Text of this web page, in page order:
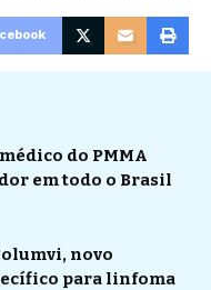
do PMMA
em todo o Brasil
novo
para linfoma